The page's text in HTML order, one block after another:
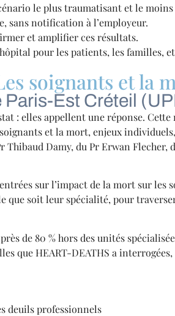
le plus traumatisant et le
sans notification à l’employeur.
et amplifier ces résultats.
pour les patients, les familles,
soignants et la
Est Créteil
: elles appellent une réponse.
et la mort, enjeux
Damy, du Pr Erwan Flecher,
sur l’impact de la mort sur les
que soit leur spécialité, pour
de 80 % hors des unités
que HEART-DEATHS a
deuils professionnels